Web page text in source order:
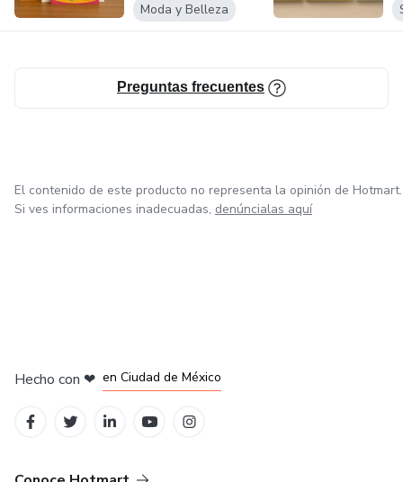
Moda y Belleza
Preguntas frecuentes
El contenido de este producto no representa la opinión de Hotmart.
Si ves informaciones inadecuadas, denúncialas aquí
Hecho con ❤ en Ciudad de México